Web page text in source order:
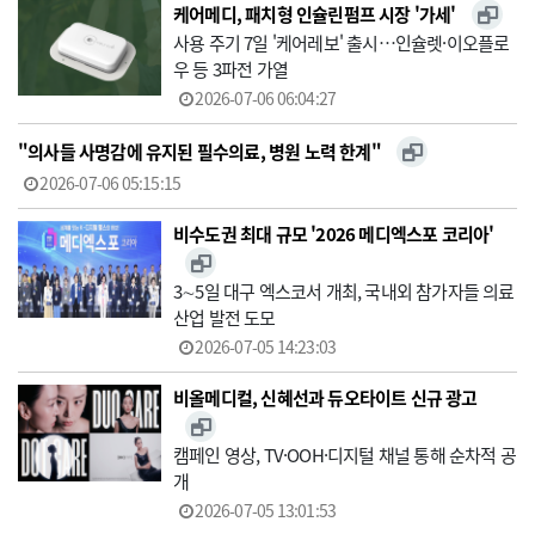
케어메디, 패치형 인슐린펌프 시장 '가세'
사용 주기 7일 '케어레보' 출시…인슐렛·이오플로
우 등 3파전 가열
2026-07-06 06:04:27
"의사들 사명감에 유지된 필수의료, 병원 노력 한계"
2026-07-06 05:15:15
비수도권 최대 규모 '2026 메디엑스포 코리아'
3∼5일 대구 엑스코서 개최, 국내외 참가자들 의료
산업 발전 도모
2026-07-05 14:23:03
비올메디컬, 신혜선과 듀오타이트 신규 광고
캠페인 영상, TV·OOH·디지털 채널 통해 순차적 공
개
2026-07-05 13:01:53